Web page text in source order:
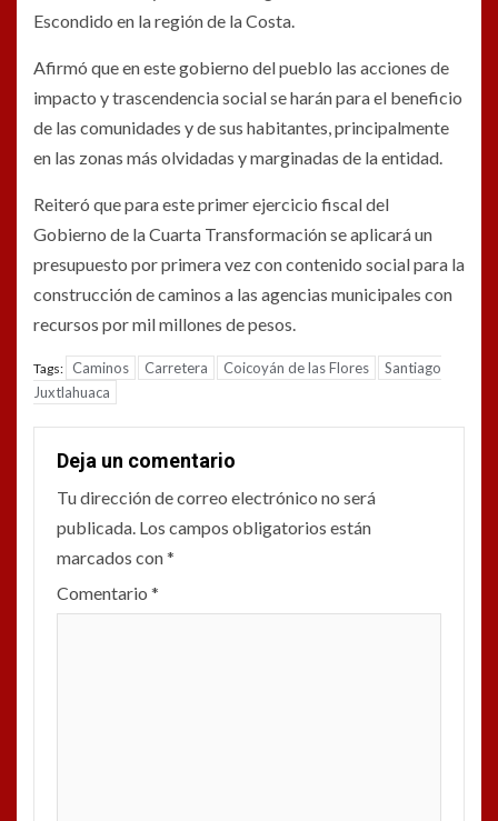
Escondido en la región de la Costa.
Afirmó que en este gobierno del pueblo las acciones de
impacto y trascendencia social se harán para el beneficio
de las comunidades y de sus habitantes, principalmente
en las zonas más olvidadas y marginadas de la entidad.
Reiteró que para este primer ejercicio fiscal del
Gobierno de la Cuarta Transformación se aplicará un
presupuesto por primera vez con contenido social para la
construcción de caminos a las agencias municipales con
recursos por mil millones de pesos.
Tags: Caminos Carretera Coicoyán de las Flores
Santiago
Juxtlahuaca
Deja un comentario
Tu dirección de correo electrónico no será
publicada. Los campos obligatorios están
marcados con*
Comentario *